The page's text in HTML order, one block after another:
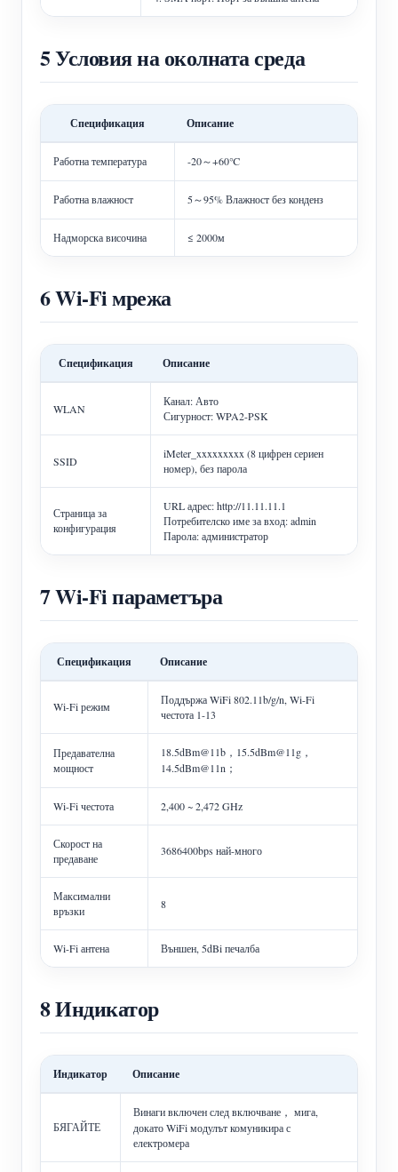
5 Условия на околната среда
Спецификация Описание
Работна температура -20～+60℃
Работна влажност 5～95% Влажност без конденз
Надморска височина ≤ 2000м
6 Wi-Fi мрежа
Спецификация Описание
WLAN
Канал: Авто
Сигурност: WPA2-PSK
SSID
iMeter_xxxxxxxxx (8 цифрен сериен
номер), без парола
Страница за
конфигурация
URL адрес: http://11.11.11.1
Потребителско име за вход: admin
Парола: администратор
7 Wi-Fi параметъра
Спецификация Описание
Wi-Fi режим
Поддържа WiFi 802.11b/g/n, Wi-Fi
честота 1-13
Предавателна
мощност
18.5dBm@11b，15.5dBm@11g，
14.5dBm@11n；
Wi-Fi честота 2,400 ~ 2,472 GHz
Скорост на
предаване
3686400bps най-много
Максимални
връзки
8
Wi-Fi антена Външен, 5dBi печалба
8 Индикатор
Индикатор Описание
БЯГАЙТЕ
Винаги включен след включване， мига,
докато WiFi модулът комуникира с
електромера